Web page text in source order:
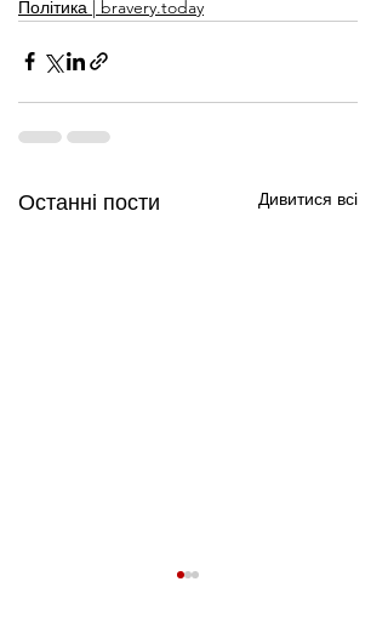
Політика | bravery.today
Останні пости Дивитися всі